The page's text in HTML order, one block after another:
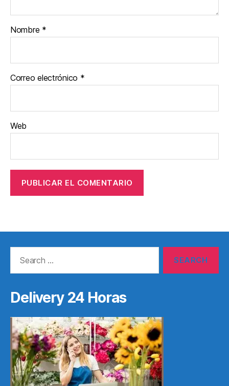
Nombre *
Correo electrónico *
Web
Delivery 24 Horas